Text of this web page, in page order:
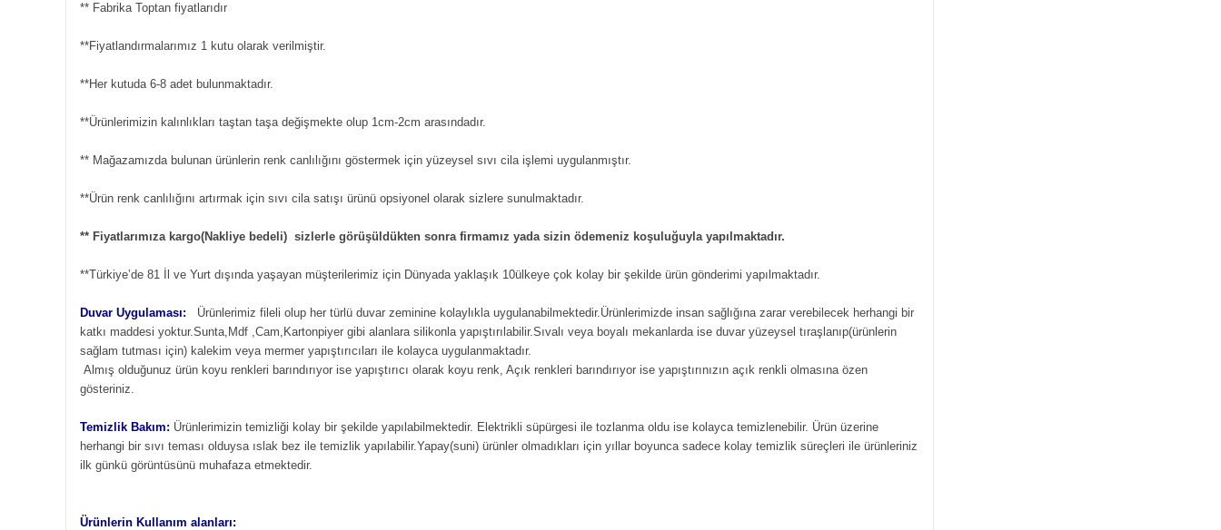
** Fabrika Toptan fiyatlarıdır
**Fiyatlandırmalarımız 1 kutu olarak verilmiştir.
**Her kutuda 6-8 adet bulunmaktadır.
**Ürünlerimizin kalınlıkları taştan taşa değişmekte olup 1cm-2cm arasındadır.
** Mağazamızda bulunan ürünlerin renk canlılığını göstermek için yüzeysel sıvı cila işlemi uygulanmıştır.
**Ürün renk canlılığını artırmak için sıvı cila satışı ürünü opsiyonel olarak sizlere sunulmaktadır.
** Fiyatlarımıza kargo(Nakliye bedeli) sizlerle görüşüldükten sonra firmamız yada sizin ödemeniz koşuluğuyla yapılmaktadır.
**Türkiye’de 81 İl ve Yurt dışında yaşayan müşterilerimiz için Dünyada yaklaşık 10ülkeye çok kolay bir şekilde ürün gönderimi yapılmaktadır.
Duvar Uygulaması:
Ürünlerimiz fileli olup her türlü duvar zeminine kolaylıkla uygulanabilmektedir.Ürünlerimizde insan sağlığına zarar verebilecek herhangi bir
katkı maddesi yoktur.Sunta,Mdf ,Cam,Kartonpiyer gibi alanlara silikonla yapıştırılabilir.Sıvalı veya boyalı mekanlarda ise duvar yüzeysel tıraşlanıp(ürünlerin
sağlam tutması için) kalekim veya mermer yapıştırıcıları ile kolayca uygulanmaktadır.
Almış olduğunuz ürün koyu renkleri barındırıyor ise yapıştırıcı olarak koyu renk, Açık renkleri barındırıyor ise yapıştırınızın açık renkli olmasına özen
gösteriniz.
Temizlik Bakım: Ürünlerimizin temizliği kolay bir şekilde yapılabilmektedir. Elektrikli süpürgesi ile tozlanma oldu ise kolayca temizlenebilir. Ürün üzerine
herhangi bir sıvı teması olduysa ıslak bez ile temizlik yapılabilir.Yapay(suni) ürünler olmadıkları için yıllar boyunca sadece kolay temizlik süreçleri ile ürünleriniz
ilk günkü görüntüsünü muhafaza etmektedir.
Ürünlerin Kullanım alanları: